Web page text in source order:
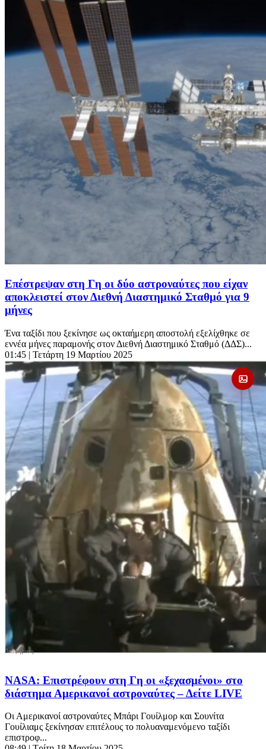
Επέστρεψαν στη Γη οι δύο αστροναύτες που είχαν
αποκλειστεί στον Διεθνή Διαστημικό Σταθμό για 9
μήνες
Ένα ταξίδι που ξεκίνησε ως οκταήμερη αποστολή εξελίχθηκε σε
εννέα μήνες παραμονής στον Διεθνή Διαστημικό Σταθμό (ΔΔΣ)...
01:45 | Τετάρτη 19 Μαρτίου 2025
NASA: Επιστρέφουν στη Γη οι «ξεχασμένοι» στο
διάστημα Αμερικανοί αστροναύτες – Δείτε LIVE
Οι Αμερικανοί αστροναύτες Μπάρι Γουίλμορ και Σουνίτα
Γουίλιαμς ξεκίνησαν επιτέλους το πολυαναμενόμενο ταξίδι
επιστροφ...